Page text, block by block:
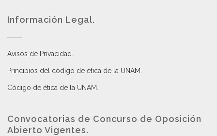
Información Legal.
Avisos de Privacidad
Principios del código de ética de la UNAM
Código de ética de la UNAM
Convocatorias de Concurso de Oposición
Abierto Vigentes.